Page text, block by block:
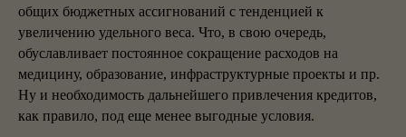
общих бюджетных ассигнований с тенденцией к
увеличению удельного веса. Что, в свою очередь,
обуславливает постоянное сокращение расходов на
медицину, образование, инфраструктурные проекты и пр.
Ну и необходимость дальнейшего привлечения кредитов,
как правило, под еще менее выгодные условия.